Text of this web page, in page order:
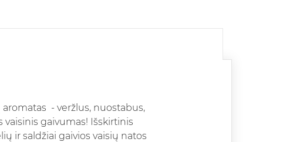
- veržlus, nuostabus,
vaisinis gaivumas! Išskirtinis
ir saldžiai gaivios vaisių natos